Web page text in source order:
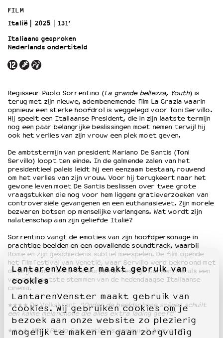
LantarenVenster maakt gebruik van
cookies
LantarenVenster maakt gebruik van
cookies. Wij gebruiken cookies om je
bezoek aan onze website zo plezierig
mogelijk te maken en gaan zorgvuldig
OVER LANTARENVENSTER
Wat we doen
Werken bij
Wie is wie
Partners
Huisregels
Privacyverklaring
Integriteits- en gedragscode
Culturele boycot Israël
Ruimte voor artistieke vrijheid – VNPF
FILM
Italië
2025
131’
Italiaans gesproken
Nederlands ondertiteld
Regisseur Paolo Sorrentino (La grande bellezza, Youth) is
terug met zijn nieuwe, adembenemende film La Grazia waarin
opnieuw een sterke hoofdrol is weggelegd voor Toni Servillo.
Hij speelt een Italiaanse President, die in zijn laatste termijn
nog een paar belangrijke beslissingen moet nemen terwijl hij
ook het verlies van zijn vrouw een plek moet geven.
De ambtstermijn van president Mariano De Santis (Toni
Servillo) loopt ten einde. In de galmende zalen van het
presidentieel paleis leidt hij een eenzaam bestaan, rouwend
om het verlies van zijn vrouw. Voor hij terugkeert naar het
gewone leven moet De Santis beslissen over twee grote
vraagstukken die nog voor hem liggen: gratieverzoeken van
controversiële gevangenen en een euthanasiewet. Zijn morele
bezwaren botsen op menselijke verlangens. Wat wordt zijn
nalatenschap aan zijn geliefde Italië?
Sorrentino vangt de emoties van zijn hoofdpersonage in
prachtige beelden en een opvallende soundtrack, waarbij
Rome en zijn geschiedenis subtiel meespelen. De film opende
het Filmfestival van Venetië, waar Servillo werd bekroond met
de prijs voor Beste Acteur, en bevestigt Sorrentino als een
van de grootste stemmen van de hedendaagse Italiaanse
cinema.
★★★★ De Volkskrant “Onder de beeldschone scènes schuilt
een kalme melancholie die alles extra lading geeft”
★★★★ NRC “Paolo Sorrentino is opnieuw in topvorm”